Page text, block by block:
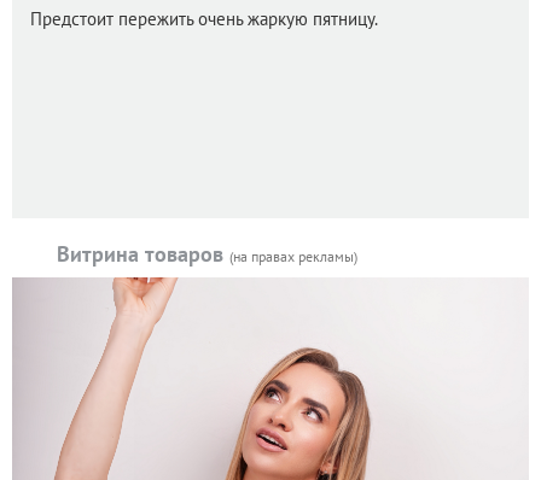
Предстоит пережить очень жаркую пятницу.
Витрина товаров (на правах рекламы)